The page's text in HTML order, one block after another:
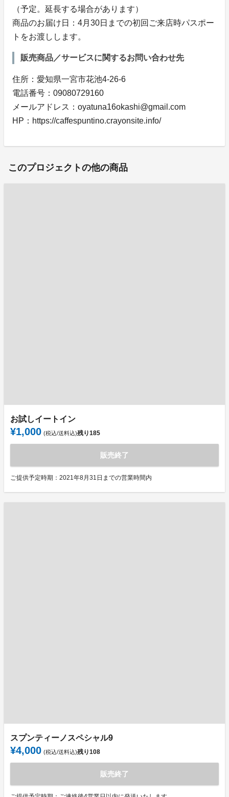
（予定。延長する場合があります）
商品のお届け日：4月30日までの初回ご来店時パスポー
トをお渡しします。
販売商品／サービスに関するお問い合わせ先
住所：愛知県一宮市花池4-26-6
電話番号：09080729160
メールアドレス：oyatuna16okashi@gmail.com
HP：https://caffespuntino.crayonsite.info/
このプロジェクトの他の商品
お試しイートイン
¥1,000 (税込/送料込)残り185
販売終了
ご提供予定時期：2021年8月31日までの営業時間内
スプンティーノスペシャル9
¥4,000 (税込/送料込)残り108
販売終了